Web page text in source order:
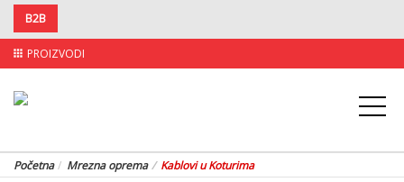
B2B
apps PROIZVODI
Početna Mrezna oprema Kablovi u Koturima